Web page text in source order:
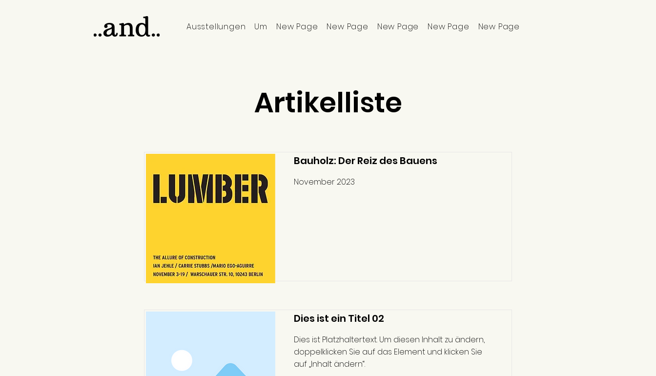
Ausstellungen Um New Page New Page New Page New Page New Page
Artikelliste
Bauholz: Der Reiz des Bauens
November 2023
Dies ist ein Titel 02
Dies ist Platzhaltertext. Um diesen Inhalt zu ändern,
doppelklicken Sie auf das Element und klicken Sie
auf „Inhalt ändern“.